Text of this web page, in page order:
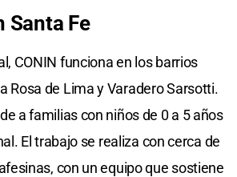
Santa Fe
CONIN funciona en los barrios
Rosa de Lima y Varadero Sarsotti.
a familias con niños de 0 a 5 años
El trabajo se realiza con cerca de
con un equipo que sostiene